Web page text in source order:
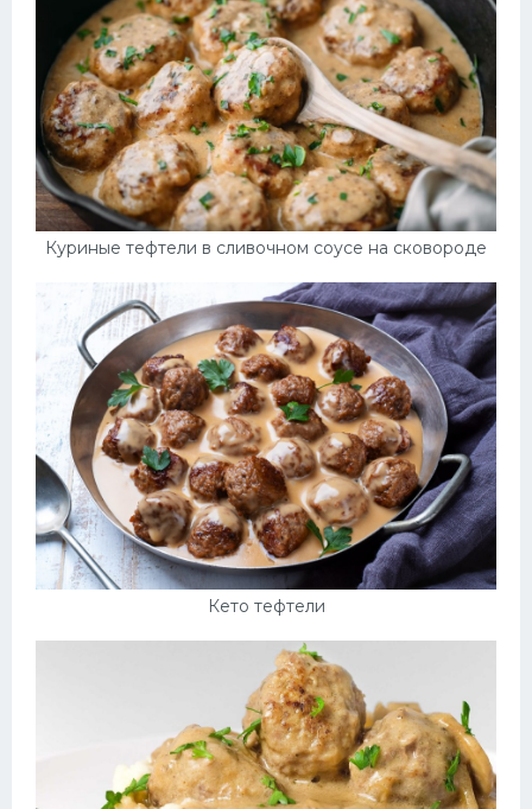
Куриные тефтели в сливочном соусе на сковороде
Кето тефтели